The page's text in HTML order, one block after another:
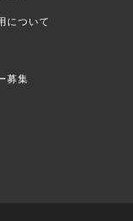
について
募集